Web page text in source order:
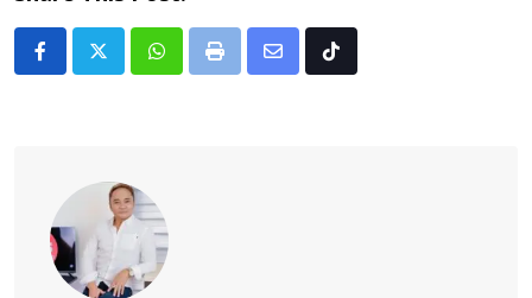
Whatsapp
Print
Share Tiktok